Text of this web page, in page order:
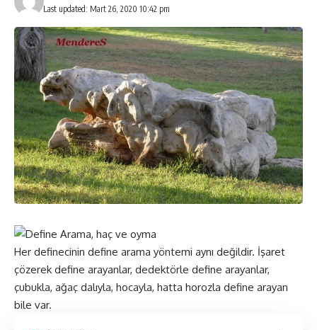
Last updated: Mart 26, 2020 10:42 pm
Her definecinin define arama yöntemi aynı değildir. İşaret
çözerek define arayanlar, dedektörle define arayanlar,
çubukla, ağaç dalıyla, hocayla, hatta horozla define arayan
bile var.